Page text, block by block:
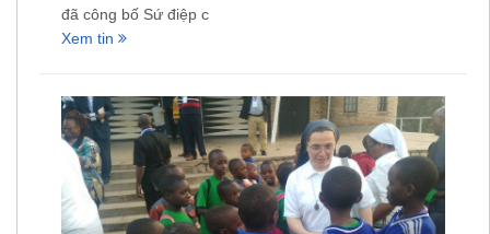
đã công bố Sứ điệp c
Xem tin